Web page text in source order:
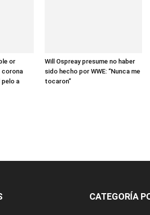
or
corona
a
Will Ospreay presume no haber
sido hecho por WWE: “Nunca me
tocaron”
CATEGORÍA